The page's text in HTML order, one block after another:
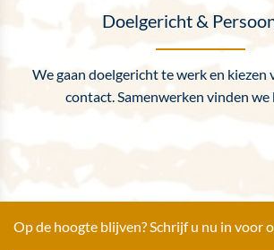
Doelgericht &
We gaan doelgericht te werk en
contact. Samenwerken vinden we
Op de hoogte blijven? Schrijf u nu in voor